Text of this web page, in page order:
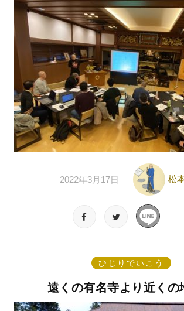
2022年3月17日 松
ひじりでいこう
遠くの有名寺より近くの